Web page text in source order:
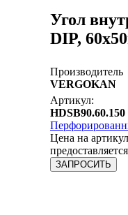
Угол
DIP,
Производитель
VERGOKAN
Артикул:
HDSB90.60.150
Цена на
предоставляется
ЗАПРОСИТЬ